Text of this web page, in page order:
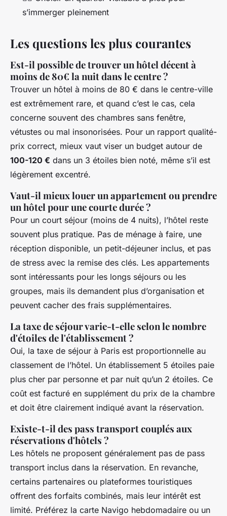
s’immerger pleinement
Les questions les plus courantes
Est-il possible de trouver un hôtel décent à
moins de 80€ la nuit dans le centre ?
Trouver un hôtel à moins de 80 € dans le centre-ville
est extrêmement rare, et quand c’est le cas, cela
concerne souvent des chambres sans fenêtre,
vétustes ou mal insonorisées. Pour un rapport qualité-
prix correct, mieux vaut viser un budget autour de
100-120 € dans un 3 étoiles bien noté, même s’il est
légèrement excentré.
Vaut-il mieux louer un appartement ou prendre
un hôtel pour une courte durée ?
Pour un court séjour (moins de 4 nuits), l’hôtel reste
souvent plus pratique. Pas de ménage à faire, une
réception disponible, un petit-déjeuner inclus, et pas
de stress avec la remise des clés. Les appartements
sont intéressants pour les longs séjours ou les
groupes, mais ils demandent plus d’organisation et
peuvent cacher des frais supplémentaires.
La taxe de séjour varie-t-elle selon le nombre
d'étoiles de l'établissement ?
Oui, la taxe de séjour à Paris est proportionnelle au
classement de l’hôtel. Un établissement 5 étoiles paie
plus cher par personne et par nuit qu’un 2 étoiles. Ce
coût est facturé en supplément du prix de la chambre
et doit être clairement indiqué avant la réservation.
Existe-t-il des pass transport couplés aux
réservations d'hôtels ?
Les hôtels ne proposent généralement pas de pass
transport inclus dans la réservation. En revanche,
certains partenaires ou plateformes touristiques
offrent des forfaits combinés, mais leur intérêt est
limité. Préférez la carte Navigo hebdomadaire ou un